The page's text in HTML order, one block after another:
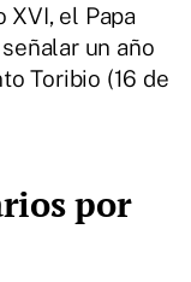
el Papa
un año
Toribio (16 de
por